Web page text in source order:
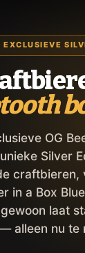
EXCLUSIEVE
OG
Silver
craftbieren,
in a Box
laat
alleen nu te